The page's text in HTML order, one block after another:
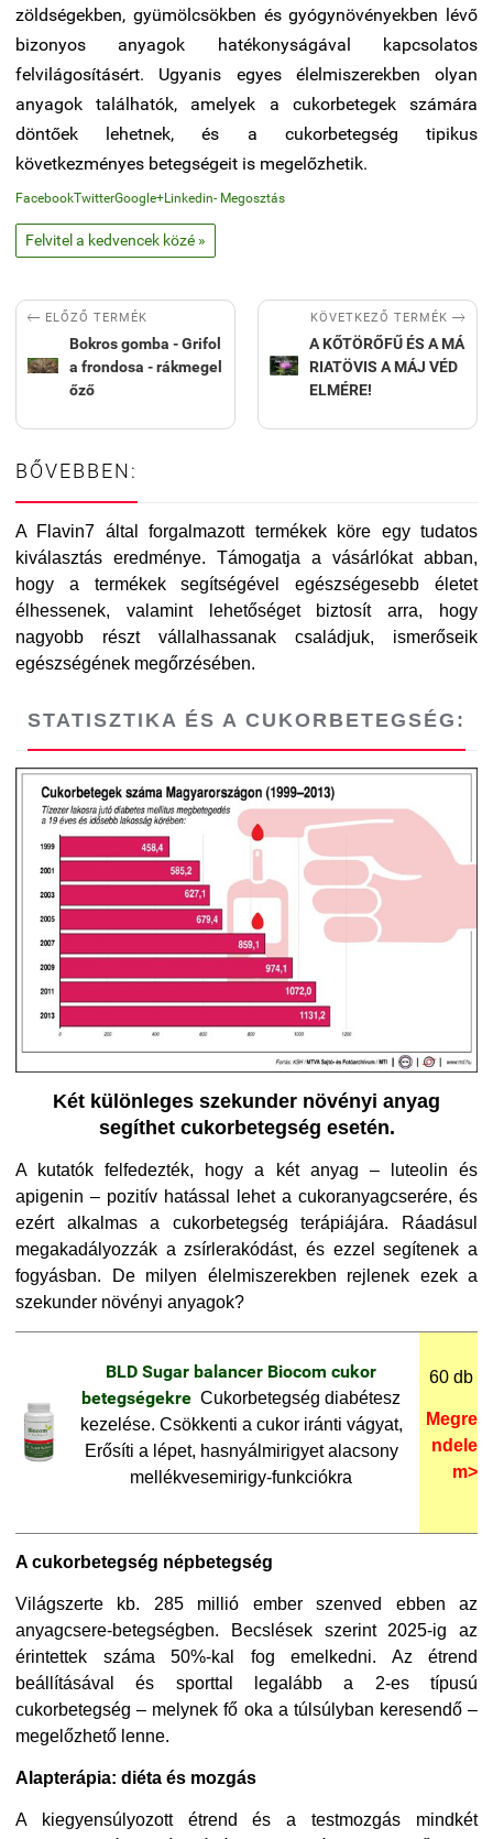
zöldségekben, gyümölcsökben és gyógynövényekben lévő
bizonyos anyagok hatékonyságával kapcsolatos
felvilágosításért. Ugyanis egyes élelmiszerekben olyan
anyagok találhatók, amelyek a cukorbetegek számára
döntőek lehetnek, és a cukorbetegség tipikus
következményes betegségeit is megelőzhetik.
FacebookTwitterGoogle+Linkedin- Megosztás
Felvitel a kedvencek közé »
 ELŐZŐ TERMÉK
Bokros gomba - Grifol
a frondosa - rákmegel
őző
KÖVETKEZŐ TERMÉK 
A KŐTÖRŐFŰ ÉS A MÁ
RIATÖVIS A MÁJ VÉD
ELMÉRE!
BŐVEBBEN:
A Flavin7 által forgalmazott termékek köre egy tudatos
kiválasztás eredménye. Támogatja a vásárlókat abban,
hogy a termékek segítségével egészségesebb életet
élhessenek, valamint lehetőséget biztosít arra, hogy
nagyobb részt vállalhassanak családjuk, ismerőseik
egészségének megőrzésében.
STATISZTIKA ÉS A CUKORBETEGSÉG:
Két különleges szekunder növényi anyag
segíthet cukorbetegség esetén.
A kutatók felfedezték, hogy a két anyag – luteolin és
apigenin – pozitív hatással lehet a cukoranyagcserére, és
ezért alkalmas a cukorbetegség terápiájára. Ráadásul
megakadályozzák a zsírlerakódást, és ezzel segítenek a
fogyásban. De milyen élelmiszerekben rejlenek ezek a
szekunder növényi anyagok?
BLD Sugar balancer Biocom cukor
betegségekre Cukorbetegség diabétesz
kezelése. Csökkenti a cukor iránti vágyat,
Erősíti a lépet, hasnyálmirigyet alacsony
mellékvesemirigy-funkciókra
60 db
Megre
ndele
m>
A cukorbetegség népbetegség
Világszerte kb. 285 millió ember szenved ebben az
anyagcsere-betegségben. Becslések szerint 2025-ig az
érintettek száma 50%-kal fog emelkedni. Az étrend
beállításával és sporttal legalább a 2-es típusú
cukorbetegség – melynek fő oka a túlsúlyban keresendő –
megelőzhető lenne.
Alapterápia: diéta és mozgás
A kiegyensúlyozott étrend és a testmozgás mindkét